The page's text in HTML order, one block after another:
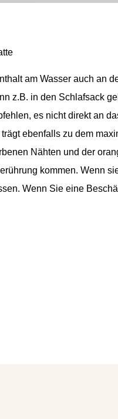
am Wasser auch an
z.B. in den Schlafsack
es nicht direkt an
ebenfalls zu dem
Nähten und der
kommen. Wenn
Wenn Sie eine